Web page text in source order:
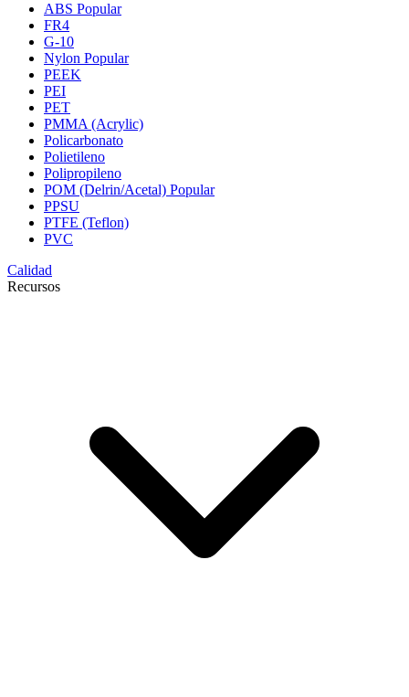
ABS Popular
FR4
G-10
Nylon Popular
PEEK
PEI
PET
PMMA (Acrylic)
Policarbonato
Polietileno
Polipropileno
POM (Delrin/Acetal) Popular
PPSU
PTFE (Teflon)
PVC
Calidad
Recursos